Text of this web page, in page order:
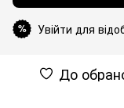
% Увійти для
До